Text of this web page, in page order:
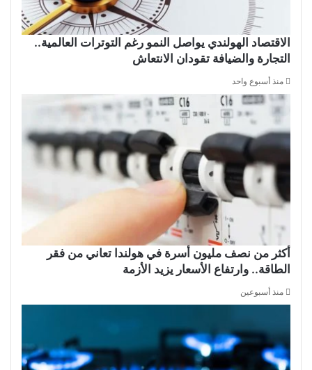
الاقتصاد الهولندي يواصل النمو رغم التوترات العالمية..
التجارة والضيافة تقودان الانتعاش
منذ أسبوع واحد
أكثر من نصف مليون أسرة في هولندا تعاني من فقر
الطاقة.. وارتفاع الأسعار يزيد الأزمة
منذ أسبوعين